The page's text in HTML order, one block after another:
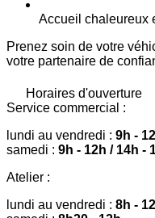
Accueil chaleureux
Prenez soin de votre
votre partenaire de
Horaires d'ouverture
Service commercial :
lundi au vendredi : 9h -
samedi : 9h - 12h / 14h -
Atelier :
lundi au vendredi : 8h -